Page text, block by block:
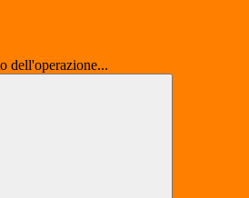
dell'operazione...